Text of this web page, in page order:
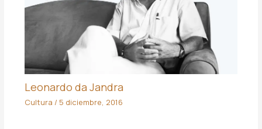
Leonardo da Jandra
Cultura / 5 diciembre, 2016